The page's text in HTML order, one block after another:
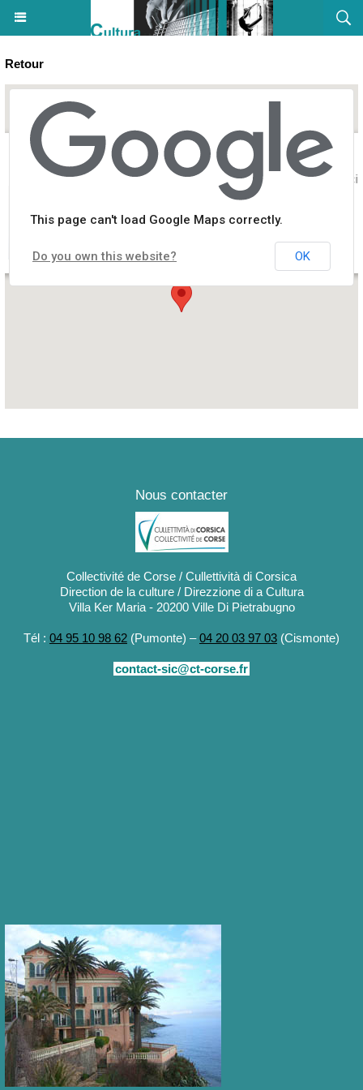
Retour
Exposition de João Vilhena : Predizione - Espace Diamant -
Boulevard Pascal Rossini
This page can't load Google Maps correctly.
Do you own this website? OK
Nous contacter
Collectivité de Corse / Cullettività di Corsica
Direction de la culture / Direzzione di a Cultura
Villa Ker Maria - 20200 Ville Di Pietrabugno
Tél : 04 95 10 98 62 (Pumonte) –04 20 03 97 03 (Cismonte)
contact-sic@ct-corse.fr